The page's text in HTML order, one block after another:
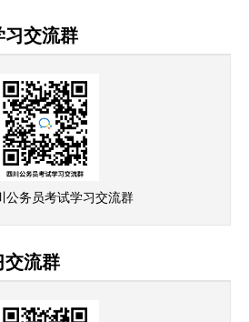
习交流群
公务员考试学习交流群
交流群